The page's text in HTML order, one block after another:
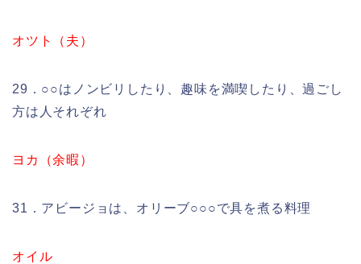
オツト（夫）
29．○○はノンビリしたり、趣味を満喫したり、過ごし
方は人それぞれ
ヨカ（余暇）
31．アビージョは、オリーブ○○○で具を煮る料理
オイル